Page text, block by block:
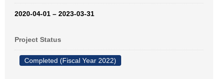
2020-04-01 – 2023-03-31
Project Status
Completed (Fiscal Year 2022)